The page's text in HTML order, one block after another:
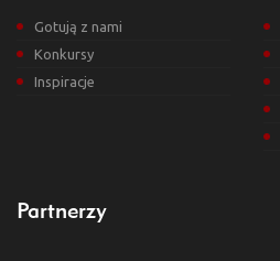
Gotują z nami
Konkursy
Inspiracje
Partnerzy